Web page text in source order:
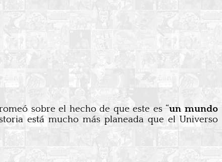
sobre el hecho de que este es “un mundo
está mucho más planeada que el Universo